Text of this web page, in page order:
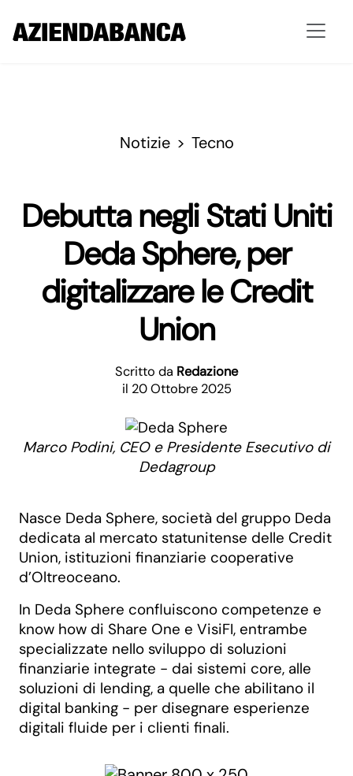
Notizie Tecno
Debutta negli Stati Uniti
Deda Sphere, per
digitalizzare le Credit
Union
Scritto da Redazione
il 20 Ottobre 2025
Marco Podini, CEO e Presidente Esecutivo di
Dedagroup
Nasce Deda Sphere, società del gruppo Deda
dedicata al mercato statunitense delle Credit
Union, istituzioni finanziarie cooperative
d’Oltreoceano.
In Deda Sphere confluiscono competenze e
know how di Share One e VisiFI, entrambe
specializzate nello sviluppo di soluzioni
finanziarie integrate - dai sistemi core, alle
soluzioni di lending, a quelle che abilitano il
digital banking - per disegnare esperienze
digitali fluide per i clienti finali.